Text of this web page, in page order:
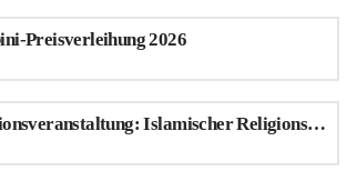
Preisverleihung 2026
Online-Informationsveranstaltung: Islamischer Religionsunterricht (IRU) an Schulen in NRW